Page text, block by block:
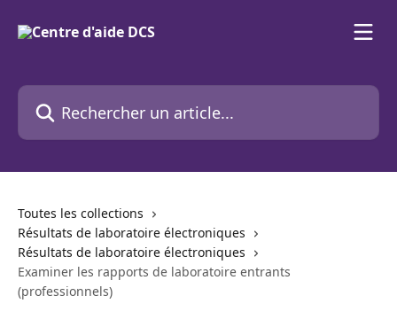
Rechercher un article...
Toutes les collections
Résultats de laboratoire électroniques
Résultats de laboratoire électroniques
Examiner les rapports de laboratoire entrants
(professionnels)